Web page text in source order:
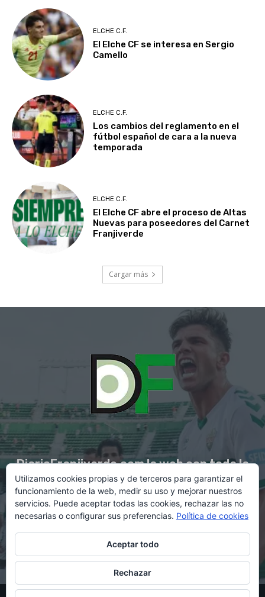
ELCHE C.F.
El Elche CF se interesa en Sergio
Camello
ELCHE C.F.
Los cambios del reglamento en el
fútbol español de cara a la nueva
temporada
ELCHE C.F.
El Elche CF abre el proceso de Altas
Nuevas para poseedores del Carnet
Franjiverde
Cargar más
DiarioFranjiverde.com la web con toda la
información del Elche C.F.
Contacto en:diario@franjiverde.com
© Copyright 2021 - Gestión y diseño por Rubén Maestre
Utilizamos cookies propias y de terceros para garantizar el
funcionamiento de la web, medir su uso y mejorar nuestros
servicios. Puede aceptar todas las cookies, rechazar las no
necesarias o configurar sus preferencias. Política de cookies
Aceptar todo
Rechazar